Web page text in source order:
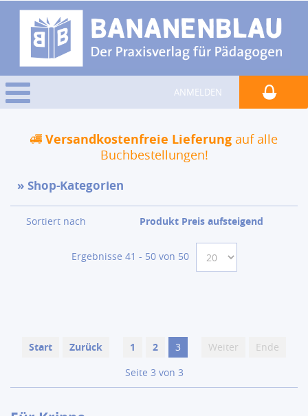
ANMELDEN
Versandkostenfreie Lieferung auf alle
Buchbestellungen!
Shop-Kategorien
Sortiert nach Produkt Preis aufsteigend
Ergebnisse 41 - 50 von 50
Start Zurück 1 2 3 Weiter
Ende
Seite 3 von 3